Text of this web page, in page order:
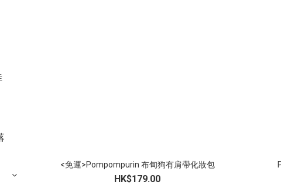
<免運>Pompompurin 布甸狗有肩帶化妝包
HK$179.00